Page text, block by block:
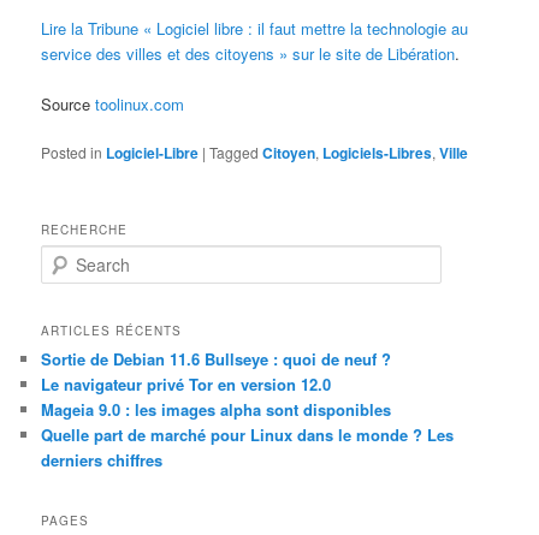
Lire la Tribune « Logiciel libre : il faut mettre la technologie au
service des villes et des citoyens » sur le site de Libération.
Source toolinux.com
Posted in Logiciel-Libre |Tagged Citoyen, Logiciels-Libres,Ville
RECHERCHE
e
r
h
ARTICLES RÉCENTS
Sortie de Debian 11.6 Bullseye : quoi de neuf ?
Le navigateur privé Tor en version 12.0
Mageia 9.0 : les images alpha sont disponibles
Quelle part de marché pour Linux dans le monde ? Les
derniers chiffres
PAGES